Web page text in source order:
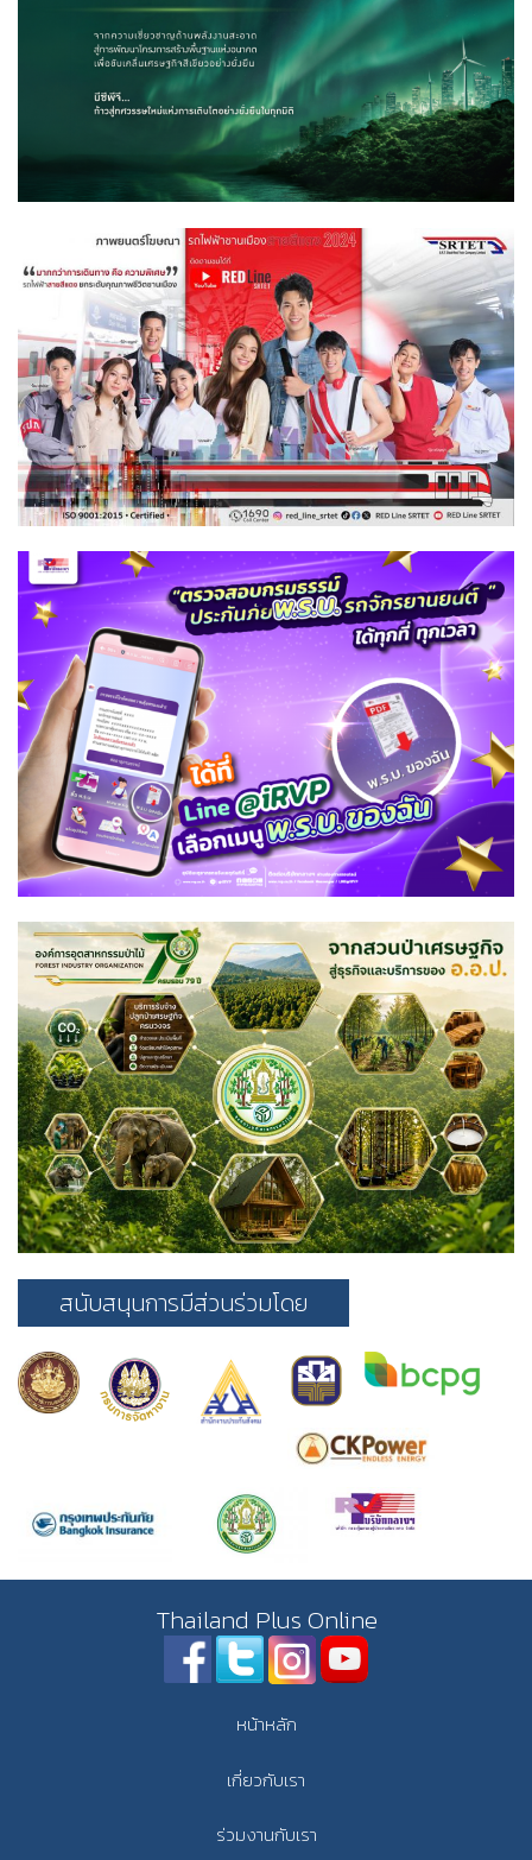
สนับสนุนการมีส่วนร่วมโดย
Thailand Plus Online
หน้าหลัก
เกี่ยวกับเรา
ร่วมงานกับเรา